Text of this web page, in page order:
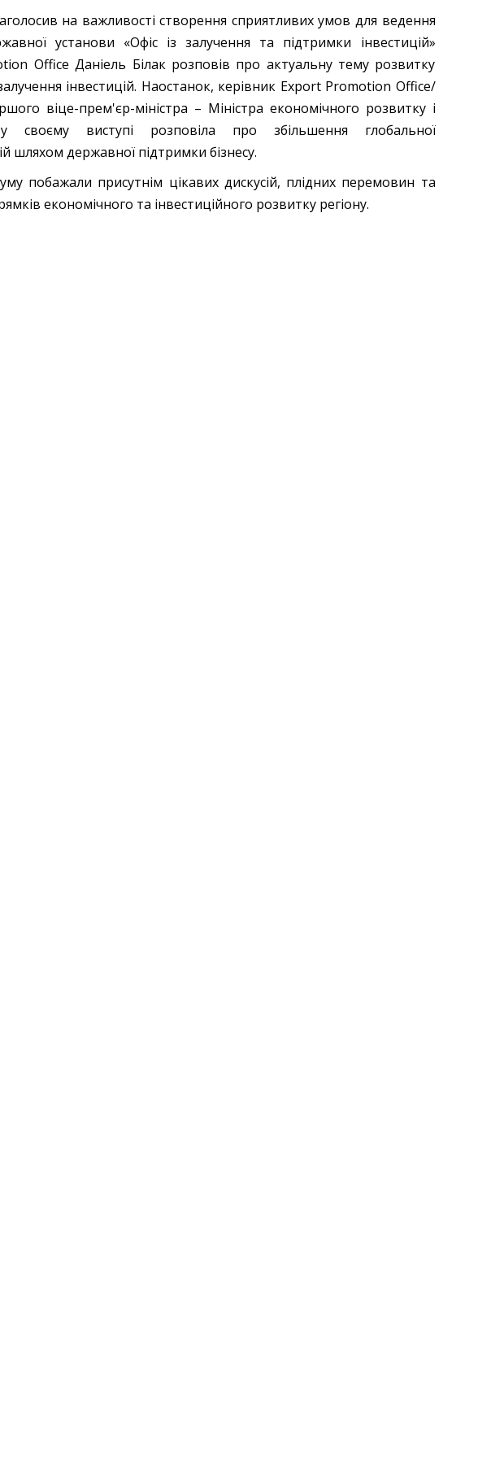
на важливості створення сприятливих умов для ведення
установи «Офіс із залучення та підтримки інвестицій»
Office Даніель Білак розповів про актуальну тему розвитку
інвестицій. Наостанок, керівник Export Promotion Office/
віце-прем'єр-міністра – Міністра економічного розвитку і
своєму виступі розповіла про збільшення глобальної
шляхом державної підтримки бізнесу.
побажали присутнім цікавих дискусій, плідних перемовин та
економічного та інвестиційного розвитку регіону.